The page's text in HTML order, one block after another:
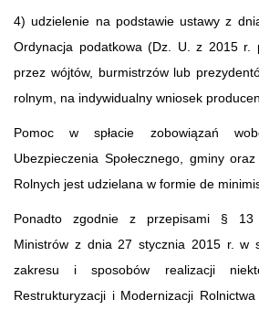
4) udzielenie na podstawie ustawy z
Ordynacja podatkowa (Dz. U. z 2015 r.
przez wójtów, burmistrzów lub
rolnym, na indywidualny wniosek
Pomoc w spłacie zobowiązań
Ubezpieczenia Społecznego, gminy
Rolnych jest udzielana w formie de
Ponadto zgodnie z przepisami § 13
Ministrów z dnia 27 stycznia 2015 r. w
zakresu i sposobów realizacji
Restrukturyzacji i Modernizacji